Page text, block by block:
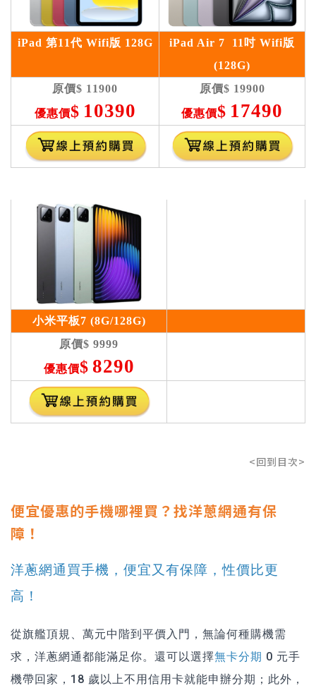
iPad 第11代 Wifi版 128G
iPad Air 7 11吋 Wifi版
(128G)
原價$ 11900
優惠價$ 10390
原價$ 19900
優惠價$ 17490
小米平板7 (8G/128G)
原價$ 9999
優惠價$ 8290
<回到目次>
便宜優惠的手機哪裡買？找洋蔥網通有保
障！
洋蔥網通買手機，便宜又有保障，性價比更
高！
從旗艦頂規、萬元中階到平價入門，無論何種購機需
求，洋蔥網通都能滿足你。還可以選擇無卡分期 0 元手
機帶回家，18 歲以上不用信用卡就能申辦分期；此外，